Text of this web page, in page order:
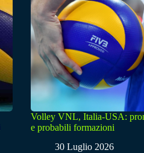
Volley VNL, Italia-USA:
e probabili formazioni
30 Luglio 2026